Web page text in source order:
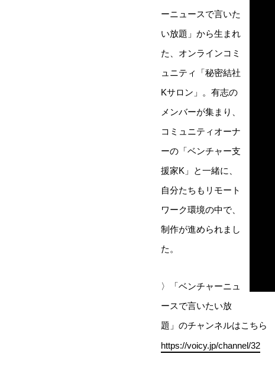
ーニュースで言いた
い放題」から生まれ
た、オンラインコミ
ュニティ「秘密結社
Kサロン」。有志の
メンバーが集まり、
コミュニティオーナ
ーの「ベンチャー支
援家K」と一緒に、
自分たちもリモート
ワーク環境の中で、
制作が進められまし
た。
〉「ベンチャーニュ
ースで言いたい放
題」のチャンネルはこちら
https://voicy.jp/channel/32